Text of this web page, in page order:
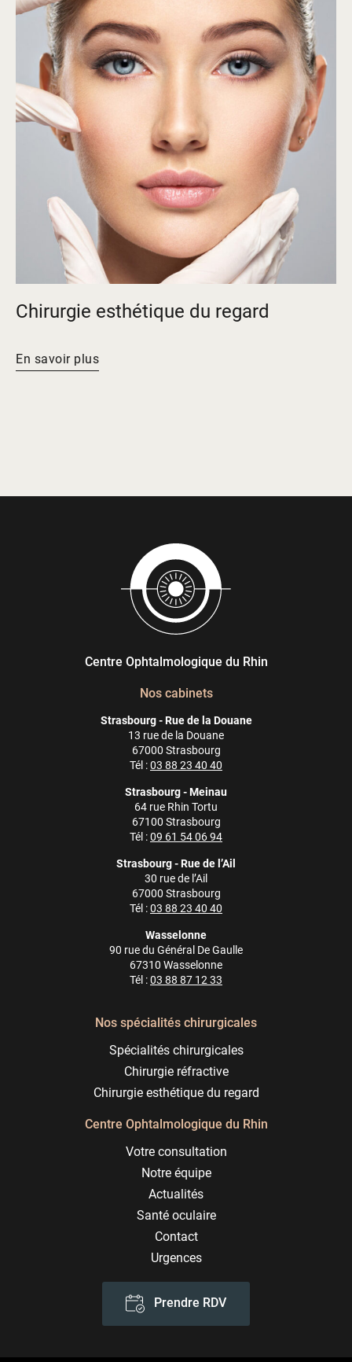
Chirurgie esthétique du regard
En savoir plus
Centre Ophtalmologique du Rhin
Nos cabinets
Strasbourg - Rue de la Douane
13 rue de la Douane
67000 Strasbourg
Tél :03 88 23 40 40
Strasbourg - Meinau
64 rue Rhin Tortu
67100 Strasbourg
Tél :09 61 54 06 94
Strasbourg - Rue de l’Ail
30 rue de l’Ail
67000 Strasbourg
Tél :03 88 23 40 40
Wasselonne
90 rue du Général De Gaulle
67310 Wasselonne
Tél :03 88 87 12 33
Nos spécialités chirurgicales
Spécialités chirurgicales
Chirurgie réfractive
Chirurgie esthétique du regard
Centre Ophtalmologique du Rhin
Votre consultation
Notre équipe
Actualités
Santé oculaire
Contact
Urgences
Prendre RDV